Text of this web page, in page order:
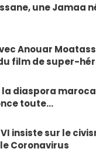
une Jamaa
Anouar
film de super-
la diaspora
toute…
insiste sur le
Coronavirus